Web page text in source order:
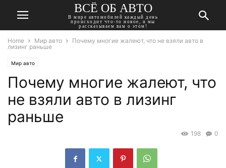
ВСЁ ОБ АВТО
В мире автомобилей каждый день
происходит что-то новое, и мы
рассказываем вам о этом!
Home Мир авто
Почему многие жалеют, что не взяли авто в
лизинг раньше
Мир авто
Почему многие жалеют, что
не взяли авто в лизинг
раньше
0
198